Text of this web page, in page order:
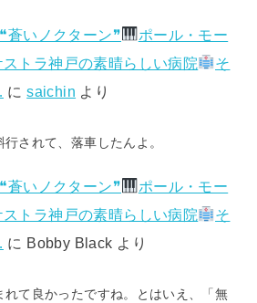
❝蒼いノクターン❞
ポール・モー
ストラ神戸の素晴らしい病院
そ
にsaichin より
されて、落車したんよ。
❝蒼いノクターン❞
ポール・モー
ストラ神戸の素晴らしい病院
そ
に Bobby Black より
れて良かったですね。とはいえ、「無